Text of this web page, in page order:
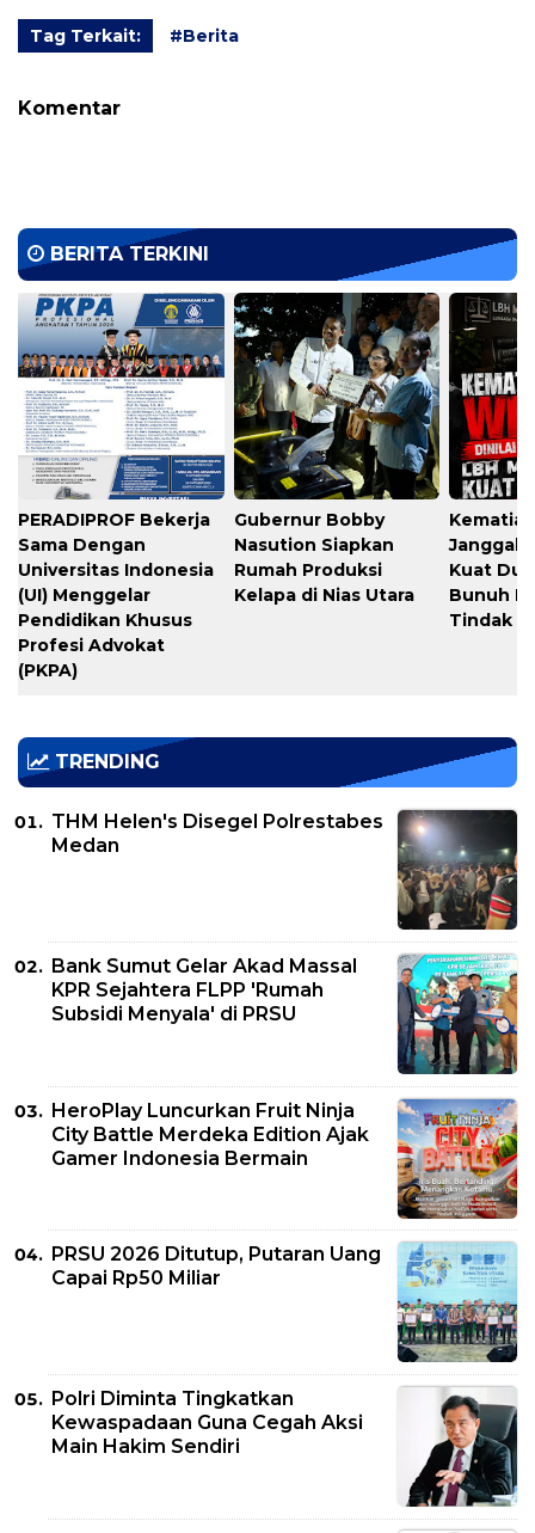
Tag Terkait: #Berita
Komentar
BERITA TERKINI
PERADIPROF Bekerja
Sama Dengan
Universitas Indonesia
(UI) Menggelar
Pendidikan Khusus
Profesi Advokat
(PKPA)
Gubernur Bobby
Nasution Siapkan
Rumah Produksi
Kelapa di Nias Utara
Janggal,
Kuat
Bunuh
Tindak
TRENDING
THM Helen's Disegel Polrestabes
Medan
Bank Sumut Gelar Akad Massal
KPR Sejahtera FLPP 'Rumah
Subsidi Menyala' di PRSU
HeroPlay Luncurkan Fruit Ninja
City Battle Merdeka Edition Ajak
Gamer Indonesia Bermain
PRSU 2026 Ditutup, Putaran Uang
Capai Rp50 Miliar
Polri Diminta Tingkatkan
Kewaspadaan Guna Cegah Aksi
Main Hakim Sendiri